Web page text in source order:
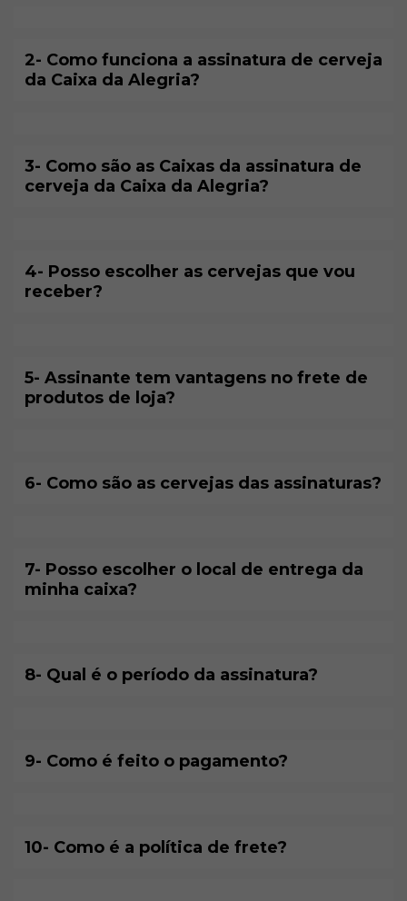
2- Como funciona a assinatura de cerveja
da Caixa da Alegria?
3- Como são as Caixas da assinatura de
cerveja da Caixa da Alegria?
4- Posso escolher as cervejas que vou
receber?
5- Assinante tem vantagens no frete de
produtos de loja?
6- Como são as cervejas das assinaturas?
7- Posso escolher o local de entrega da
minha caixa?
8- Qual é o período da assinatura?
9- Como é feito o pagamento?
10- Como é a política de frete?